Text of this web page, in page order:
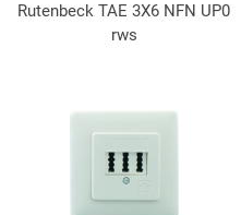
Rutenbeck TAE 3X6 NFN UP0
rws